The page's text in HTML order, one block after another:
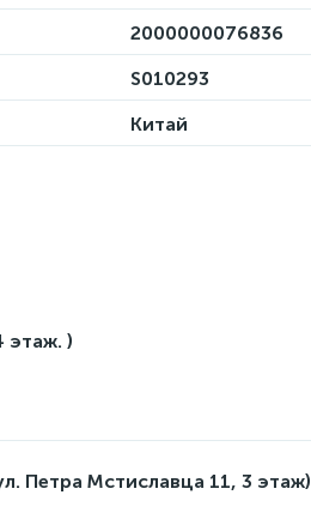
2000000076836
S010293
Китай
этаж. )
Петра Мстиславца 11, 3 этаж)